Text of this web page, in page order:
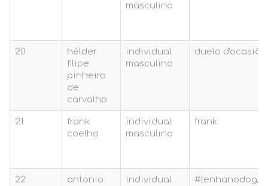
masculino
20
hélder
filipe
pinheiro
de
carvalho
individual
masculino
duelo d'ocasião
21
frank
coelho
individual
masculino
frank
22
antonio
individual